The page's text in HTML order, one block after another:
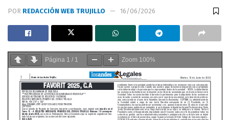
POR REDACCIÓN WEB TRUJILLO 16/06/2026
Página 1 / 1 Zoom 100%